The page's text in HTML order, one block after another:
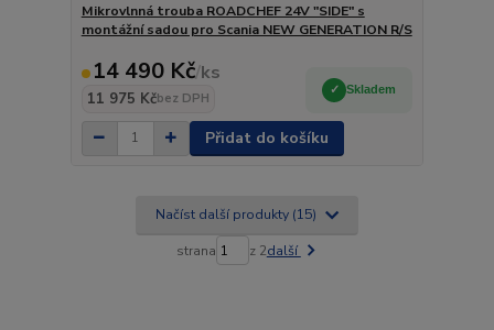
Mikrovlnná trouba ROADCHEF 24V "SIDE" s
montážní sadou pro Scania NEW GENERATION R/S
14 490 Kč/ks
11 975 Kčbez DPH
Skladem
Přidat do košíku
Načíst další produkty (15)
strana z 2další